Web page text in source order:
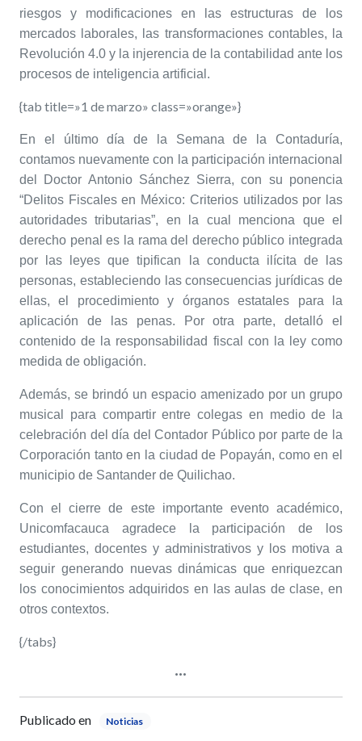
riesgos y modificaciones en las estructuras de los
mercados laborales, las transformaciones contables, la
Revolución 4.0 y la injerencia de la contabilidad ante los
procesos de inteligencia artificial.
{tab title=»1 de marzo» class=»orange»}
En el último día de la Semana de la Contaduría,
contamos nuevamente con la participación internacional
del Doctor Antonio Sánchez Sierra, con su ponencia
“Delitos Fiscales en México: Criterios utilizados por las
autoridades tributarias”, en la cual menciona que el
derecho penal es la rama del derecho público integrada
por las leyes que tipifican la conducta ilícita de las
personas, estableciendo las consecuencias jurídicas de
ellas, el procedimiento y órganos estatales para la
aplicación de las penas.
Por otra parte, detalló el
contenido de la responsabilidad fiscal con la ley como
medida de obligación.
Además, se brindó un espacio amenizado por un grupo
musical para compartir entre colegas en medio de la
celebración del día del Contador Público por parte de la
Corporación tanto en la ciudad de Popayán, como en el
municipio de Santander de Quilichao.
Con el cierre de este importante evento académico,
Unicomfacauca agradece la participación de los
estudiantes, docentes y administrativos y los motiva a
seguir generando nuevas dinámicas que enriquezcan
los conocimientos adquiridos en las aulas de clase, en
otros contextos.
{/tabs}
Publicado en Noticias